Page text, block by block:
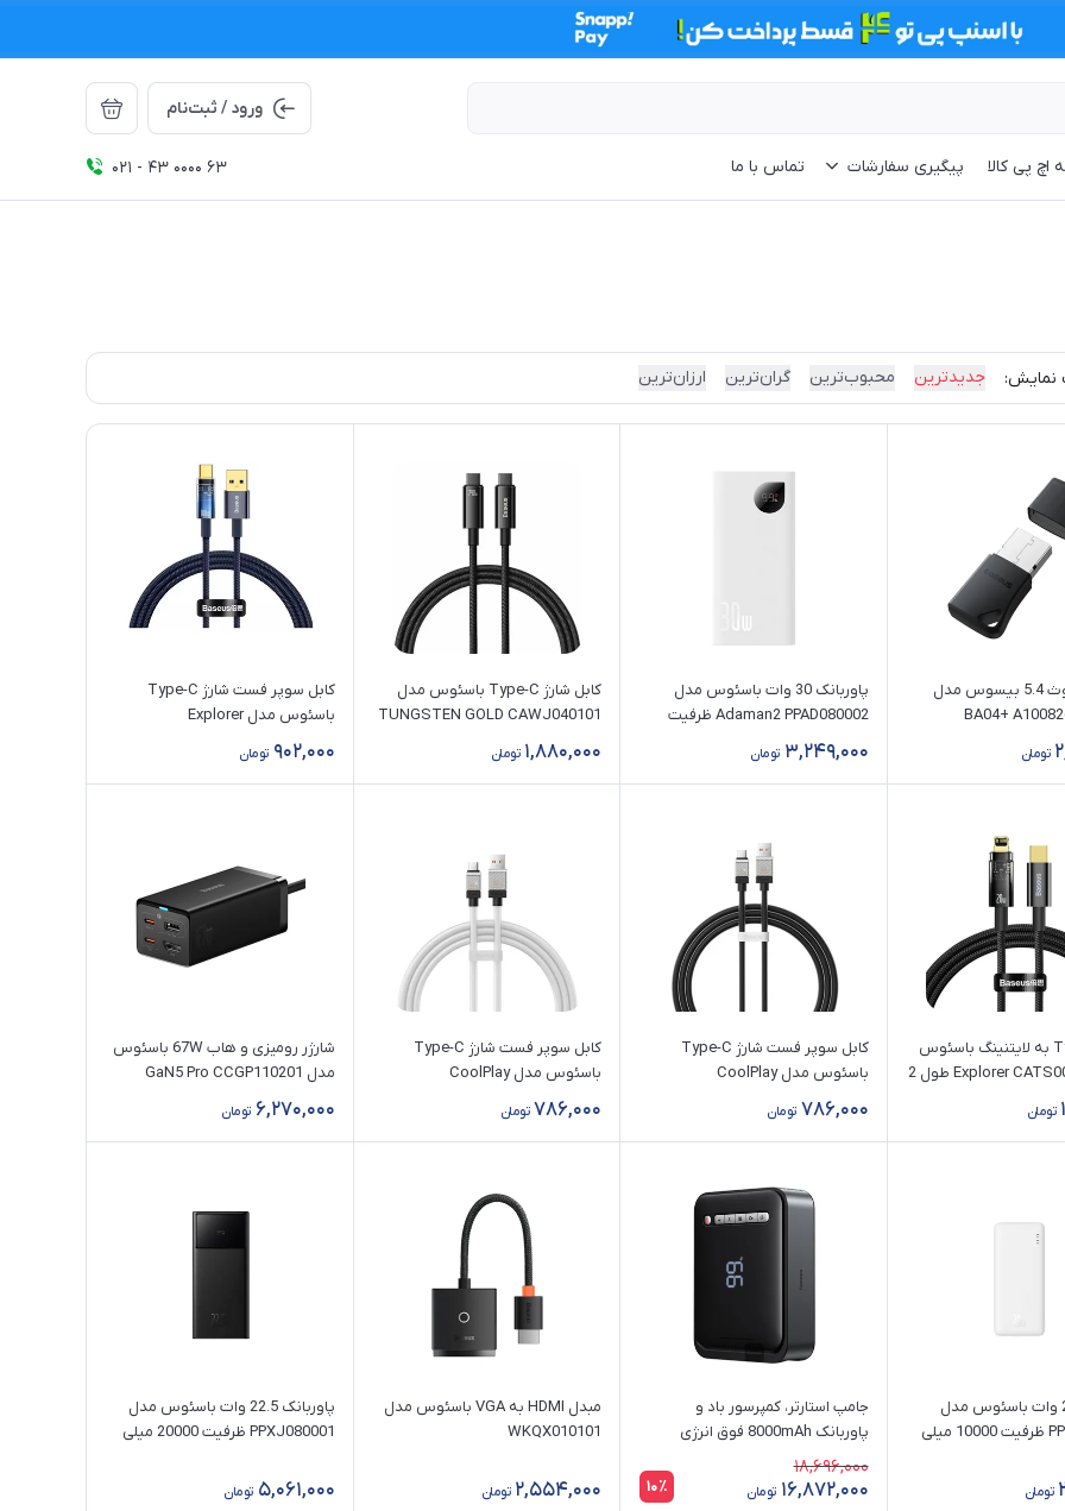
ورود / ثبت‌نام
اچ پی کالا پیگیری سفارشات تماس با ما 021 - 43 0000 63
نمایش: جدیدترین محبوب‌ترین گران‌ترین ارزان‌ترین
دانگل بلوتوث 5.4 بیسوس مدل
BA04+
تومان
پاوربانک 30 وات باسئوس مدل
Adaman2 PPAD080002 ظرفیت
10000 میلی‌ آمپر ساعت
3,249,000 تومان
کابل شارژ Type-C باسئوس مدل
TUNGSTEN GOLD CAWJ040101
1,880,000 تومان
کابل سوپر فست شارژ Type-C
باسئوس مدل Explorer
وات)
902,000 تومان
کابل Type-C به لایتنینگ باسئوس
مدل Explorer CATS000101 طول 2
تومان
کابل سوپر فست شارژ Type-C
باسئوس مدل CoolPlay
وات)
786,000 تومان
کابل سوپر فست شارژ Type-C
باسئوس مدل CoolPlay
وات)
786,000 تومان
شارژر رومیزی و هاب 67W باسئوس
مدل GaN5 Pro CCGP110201
6,270,000 تومان
پاوربانک 20 وات باسئوس مدل
PPQD090002 ظرفیت 10000 میلی
تومان
جامپ‌ استارتر، کمپرسور باد و
پاوربانک 8000mAh فوق انرژی
CGCN000001
18,696,000
16,872,000 تومان 10٪
مبدل HDMI به VGA باسئوس مدل
WKQX010101
2,554,000 تومان
پاوربانک 22.5 وات باسئوس مدل
PPXJ080001 ظرفیت 20000 میلی
5,061,000 تومان